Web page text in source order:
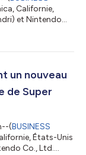
Californie,
et Nintendo
d’animation
Le film sera
un nouveau
de Super
(BUSINESS
États-Unis
Co., Ltd.